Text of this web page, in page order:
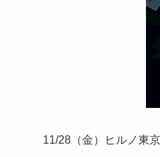
11/28（金）ヒルノ東